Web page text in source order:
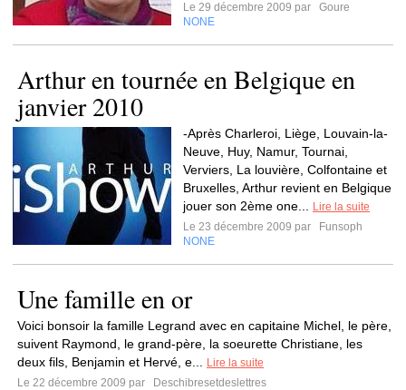
Le 29 décembre 2009 par
Goure
NONE
Arthur en tournée en Belgique en
janvier 2010
-Après Charleroi, Liège, Louvain-la-
Neuve, Huy, Namur, Tournai,
Verviers, La louvière, Colfontaine et
Bruxelles, Arthur revient en Belgique
jouer son 2ème one...
Lire la suite
Le 23 décembre 2009 par
Funsoph
NONE
Une famille en or
Voici bonsoir la famille Legrand avec en capitaine Michel, le père,
suivent Raymond, le grand-père, la soeurette Christiane, les
deux fils, Benjamin et Hervé, e...
Lire la suite
Le 22 décembre 2009 par
Deschibresetdeslettres